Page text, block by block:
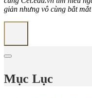
giản nhưng vô cùng bắt
Mục Lục